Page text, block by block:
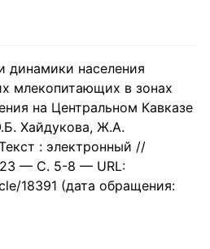
динамики населения
млекопитающих в зонах
на Центральном Кавказе
Хайдукова, Ж.А.
: электронный //
— С. 5-8 — URL:
18391 (дата обращения: